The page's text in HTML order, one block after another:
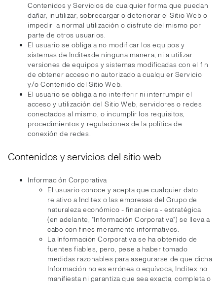
Contenidos y Servicios de cualquier forma que puedan
dañar, inutilizar, sobrecargar o deteriorar el Sitio Web o
impedir la normal utilización o disfrute del mismo por
parte de otros usuarios.
El usuario se obliga a no modificar los equipos y
sistemas de Inditexde ninguna manera, ni a utilizar
versiones de equipos y sistemas modificadas con el fin
de obtener acceso no autorizado a cualquier Servicio
y/o Contenido del Sitio Web.
El usuario se obliga a no interferir ni interrumpir el
acceso y utilización del Sitio Web, servidores o redes
conectados al mismo, o incumplir los requisitos,
procedimientos y regulaciones de la política de
conexión de redes.
Contenidos y servicios del sitio web
Información Corporativa
El usuario conoce y acepta que cualquier dato
relativo a Inditex o las empresas del Grupo de
naturaleza económico - financiera - estratégica
(en adelante, "Información Corporativa") se lleva a
cabo con fines meramente informativos.
La Información Corporativa se ha obtenido de
fuentes fiables, pero, pese a haber tomado
medidas razonables para asegurarse de que dicha
Información no es errónea o equívoca, Inditex no
manifiesta ni garantiza que sea exacta, completa o